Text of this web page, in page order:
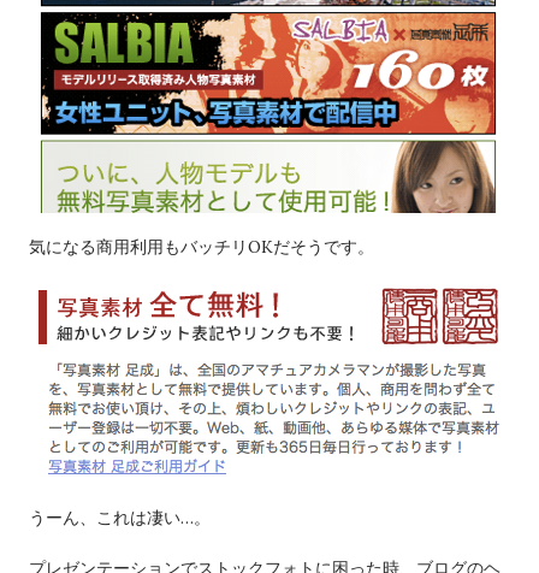
気になる商用利用もバッチリOKだそうです。
うーん、これは凄い…。
プレゼンテーションでストックフォトに困った時、ブログのヘ